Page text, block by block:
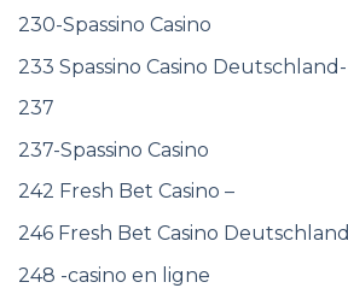
230-Spassino Casino
233 Spassino Casino Deutschland-
237
237-Spassino Casino
242 Fresh Bet Casino –
246 Fresh Bet Casino Deutschland
248 -casino en ligne